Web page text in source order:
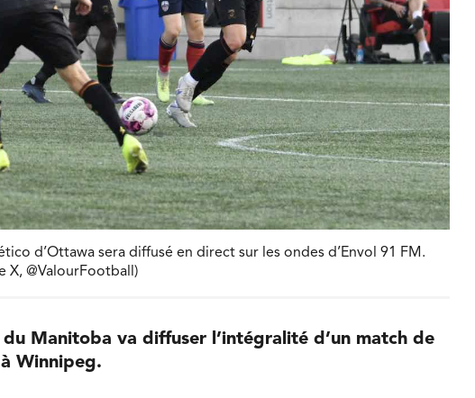
d’Ottawa sera diffusé en direct sur les ondes d’Envol 91 FM.
X, @ValourFootball)
Manitoba va diffuser l’intégralité d’un match de
Winnipeg.